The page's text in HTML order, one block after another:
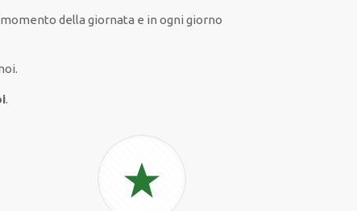
momento della giornata e inogni giorno
.